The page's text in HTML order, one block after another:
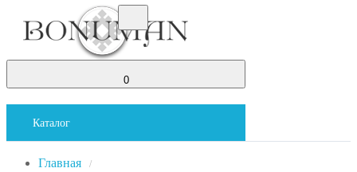
0
Каталог
Главная /